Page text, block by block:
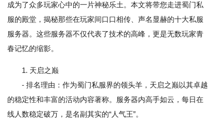
成为了众多玩家心中的一片神秘乐土。本文将带您走进蜀门私
服的殿堂，揭秘那些在玩家间口口相传、声名显赫的十大私服
服务器。这些服务器不仅代表了技术的高峰，更是无数玩家青
春记忆的缩影。
1. 天启之巅
- 排名理由：作为蜀门私服界的领头羊，天启之巅以其卓越
的稳定性和丰富的活动内容著称。服务器内高手如云，每日在
线人数稳定破万，是名副其实的“人气王”。